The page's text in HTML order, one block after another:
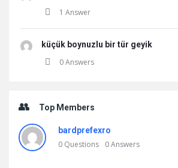
1 Answer
küçük boynuzlu bir tür geyik
0 Answers
Top Members
bardprefexro
0 Questions 0Answers